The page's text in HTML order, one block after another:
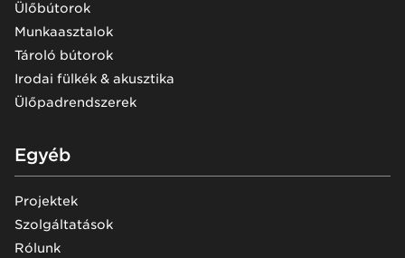
Ülőbútorok
Munkaasztalok
Tároló bútorok
Irodai fülkék & akusztika
Ülőpadrendszerek
Egyéb
Projektek
Szolgáltatások
Rólunk